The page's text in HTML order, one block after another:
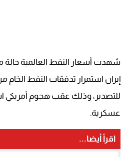
شهدت أسعار النفط العالمية حالة
إيران استمرار تدفقات النفط الخام
للتصدير، وذلك عقب هجوم
عسكرية.
اقرأ أيضا...